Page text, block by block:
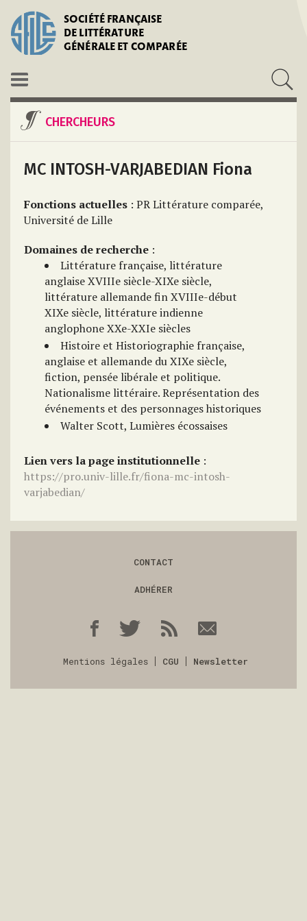
SOCIÉTÉ FRANÇAISE
DE LITTÉRATURE
GÉNÉRALE ET COMPARÉE
CHERCHEURS
MC INTOSH-VARJABEDIAN Fiona
Fonctions actuelles : PR Littérature comparée,
Université de Lille
Domaines de recherche :
Littérature française, littérature
anglaise XVIIIe siècle-XIXe siècle,
littérature allemande fin XVIIIe-début
XIXe siècle, littérature indienne
anglophone XXe-XXIe siècles
Histoire et Historiographie française,
anglaise et allemande du XIXe siècle,
fiction, pensée libérale et politique.
Nationalisme littéraire. Représentation des
événements et des personnages historiques
Walter Scott, Lumières écossaises
Lien vers la page institutionnelle :
https://pro.univ-lille.fr/fiona-mc-intosh-
varjabedian/
CONTACT
ADHÉRER
Mentions légales CGU Newsletter